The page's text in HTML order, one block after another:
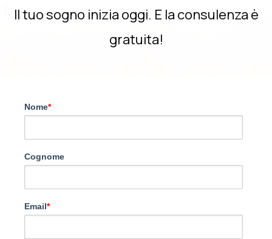
Il tuo sogno inizia oggi. E la consulenza è
gratuita!
Nome*
Cognome
Email*